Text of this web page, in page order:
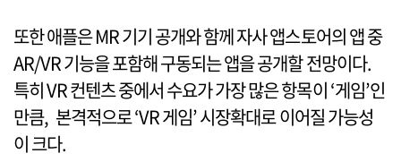
또한 애플은 MR 기기 공개와 함께 자사 앱스토어의 앱 중
AR/VR 기능을 포함해 구동되는 앱을 공개할 전망이다.
특히 VR 컨텐츠 중에서 수요가 가장 많은 항목이 ‘게임’인
만큼, 본격적으로 ‘VR 게임’ 시장확대로 이어질 가능성
이 크다.